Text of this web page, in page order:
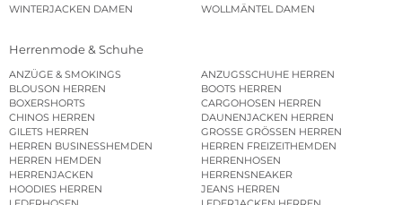
WINTERJACKEN DAMEN
WOLLMÄNTEL DAMEN
Herrenmode & Schuhe
ANZÜGE & SMOKINGS
ANZUGSSCHUHE HERREN
BLOUSON HERREN
BOOTS HERREN
BOXERSHORTS
CARGOHOSEN HERREN
CHINOS HERREN
DAUNENJACKEN HERREN
GILETS HERREN
GROSSE GRÖSSEN HERREN
HERREN BUSINESSHEMDEN
HERREN FREIZEITHEMDEN
HERREN HEMDEN
HERRENHOSEN
HERRENJACKEN
HERRENSNEAKER
HOODIES HERREN
JEANS HERREN